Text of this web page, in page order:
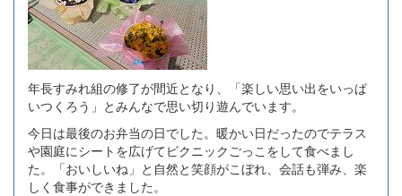
年長すみれ組の修了が間近となり、「楽しい思い出をいっぱ
いつくろう」とみんなで思い切り遊んでいます。
今日は最後のお弁当の日でした。暖かい日だったのでテラス
や園庭にシートを広げてピクニックごっこをして食べまし
た。「おいしいね」と自然と笑顔がこぼれ、会話も弾み、楽
しく食事ができました。